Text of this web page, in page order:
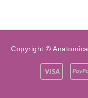
Copyright ©